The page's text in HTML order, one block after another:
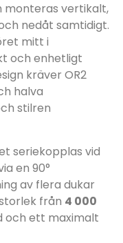
monteras vertikalt,
nedåt samtidigt.
mitt i
och enhetligt
kräver OR2
halva
stilren
seriekopplas vid
en 90°
av flera dukar
från 4 000
och ett maximalt